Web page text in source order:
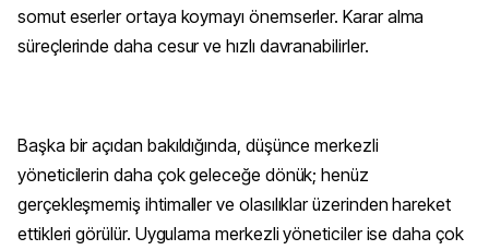
somut eserler ortaya koymayı önemserler. Karar alma
süreçlerinde daha cesur ve hızlı davranabilirler.
Başka bir açıdan bakıldığında, düşünce merkezli
yöneticilerin daha çok geleceğe dönük; henüz
gerçekleşmemiş ihtimaller ve olasılıklar üzerinden hareket
ettikleri görülür. Uygulama merkezli yöneticiler ise daha çok